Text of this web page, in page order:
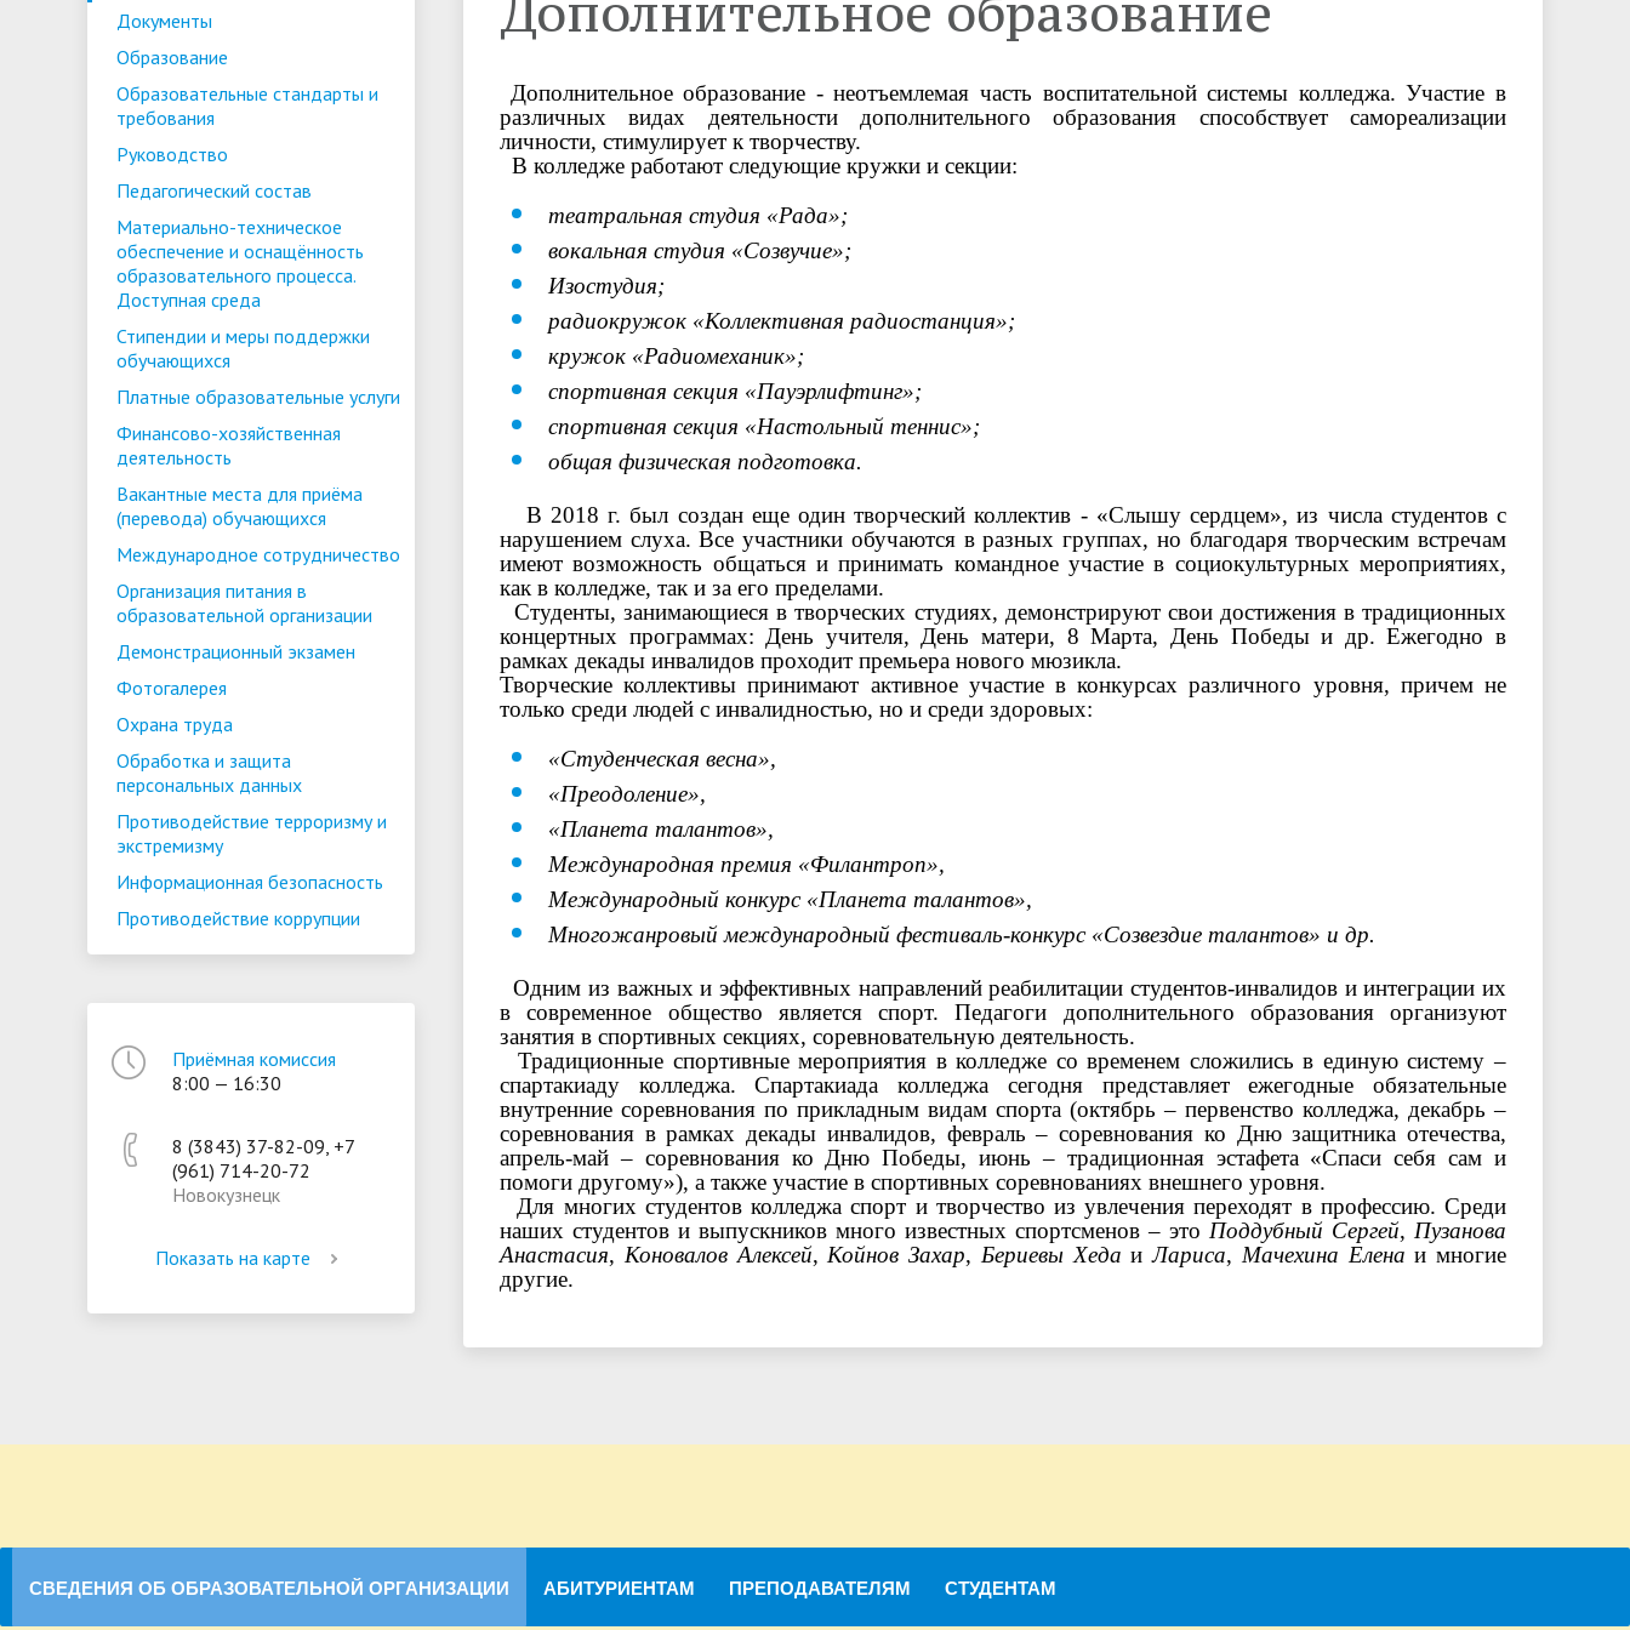
требования
Руководство Педагогический состав
Материально-техническое
обеспечение и оснащённость
Доступная среда
Стипендии и меры поддержки
обучающихся
Платные образовательные
Финансово-хозяйственная
деятельность
Международное
сотрудничество
Организация питания в
образовательной организации
Демонстрационный экзамен
Обработка и защита
персональных данных
Противодействие терроризму
и экстремизму
Противодействие коррупции
обучения
выпускников
Документы
Образование
Образовательные стандарты и
требования
Руководство
Педагогический состав
Материально-техническое
обеспечение и оснащённость
образовательного процесса.
Доступная среда
Стипендии и меры поддержки
обучающихся
Платные образовательные услуги
Финансово-хозяйственная
деятельность
Вакантные места для приёма
(перевода) обучающихся
Международное сотрудничество
Организация питания в
образовательной организации
Демонстрационный экзамен
Фотогалерея
Охрана труда
Обработка и защита
персональных данных
Противодействие терроризму и
экстремизму
Информационная безопасность
Противодействие коррупции
Приёмная комиссия
8:00 — 16:30
8 (3843) 37-82-09, +7
(961) 714-20-72
Новокузнецк
Показать на карте
Дополнительное образование - неотъемлемая часть воспитательной системы колледжа. Участие в
различных видах деятельности дополнительного образования способствует самореализации
личности, стимулирует к творчеству.
В колледже работают следующие кружки и секции:
театральная студия «Рада»;
вокальная студия «Созвучие»;
Изостудия;
радиокружок «Коллективная радиостанция»;
кружок «Радиомеханик»;
спортивная секция «Пауэрлифтинг»;
спортивная секция «Настольный теннис»;
общая физическая подготовка.
В 2018 г. был создан еще один творческий коллектив - «Слышу сердцем», из числа студентов с
нарушением слуха. Все участники обучаются в разных группах, но благодаря творческим встречам
имеют возможность общаться и принимать командное участие в социокультурных мероприятиях,
как в колледже, так и за его пределами.
Студенты, занимающиеся в творческих студиях, демонстрируют свои достижения в традиционных
концертных программах: День учителя, День матери, 8 Марта, День Победы и др. Ежегодно в
рамках декады инвалидов проходит премьера нового мюзикла.
Творческие коллективы принимают активное участие в конкурсах различного уровня, причем не
только среди людей с инвалидностью, но и среди здоровых:
«Студенческая весна»,
«Преодоление»,
«Планета талантов»,
Международная премия «Филантроп»,
Международный конкурс «Планета талантов»,
Многожанровый международный фестиваль-конкурс «Созвездие талантов» и др.
Одним из важных и эффективных направлений реабилитации студентов-инвалидов и интеграции их
в современное общество является спорт. Педагоги дополнительного образования организуют
занятия в спортивных секциях, соревновательную деятельность.
Традиционные спортивные мероприятия в колледже со временем сложились в единую систему –
спартакиаду колледжа. Спартакиада колледжа сегодня представляет ежегодные обязательные
внутренние соревнования по прикладным видам спорта (октябрь – первенство колледжа, декабрь –
соревнования в рамках декады инвалидов, февраль – соревнования ко Дню защитника отечества,
апрель-май – соревнования ко Дню Победы, июнь – традиционная эстафета «Спаси себя сам и
помоги другому»), а также участие в спортивных соревнованиях внешнего уровня.
Для многих студентов колледжа спорт и творчество из увлечения переходят в профессию. Среди
наших студентов и выпускников много известных спортсменов – это Поддубный Сергей, Пузанова
Анастасия, Коновалов Алексей, Койнов Захар, Бериевы Хеда иЛариса, Мачехина Елена и многие
другие.
СВЕДЕНИЯ ОБ ОБРАЗОВАТЕЛЬНОЙ ОРГАНИЗАЦИИ АБИТУРИЕНТАМ ПРЕПОДАВАТЕЛЯМ СТУДЕНТАМ